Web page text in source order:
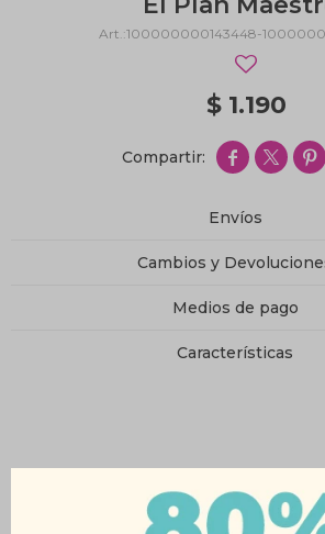
100000000143448-
$ 1.190
  
Envíos
Cambios y
Medios de pago
Características
Productos que te